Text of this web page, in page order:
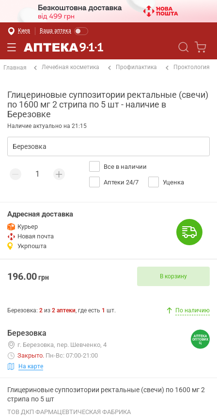
Киев Ваша аптека
Главная Лечебная косметика Профилактика Проктология
Глицериновые суппозитории ректальные (свечи)
по 1600 мг 2 стрипа по 5 шт - наличие в
Березовке
Наличие актуально на 21:15
Все в наличии
Аптеки 24/7 Уценка
Адресная доставка
Курьер
Новая почта
Укрпошта
196.00грн В корзину
Березовка: 2 из 2 аптеки, где есть 1 шт. По наличию
Березовка
г. Березовка, пер. Шевченко, 4
Закрыто. Пн-Вс: 07:00-21:00
На карте
Глицериновые суппозитории ректальные (свечи) по 1600 мг 2
стрипа по 5 шт
ТОВ ДКП ФАРМАЦЕВТИЧЕСКАЯ ФАБРИКА